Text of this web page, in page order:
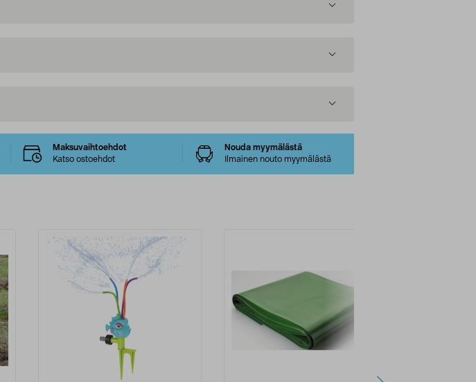
Maksuvaihtoehdot
Katso ostoehdot
Nouda myymälästä
Ilmainen nouto myymälästä